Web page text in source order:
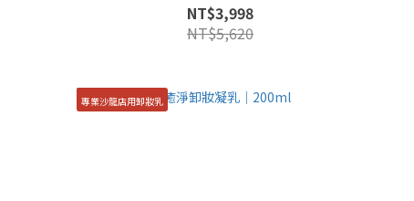
NT$3,998
NT$5,620
專業沙龍店用卸妝乳